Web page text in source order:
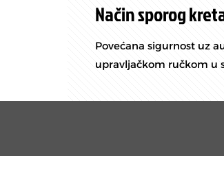
Način sporog
Povećana sigurnost uz
upravljačkom ručkom u